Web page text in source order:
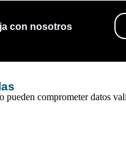
con nosotros
comprometer datos